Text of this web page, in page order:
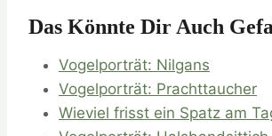
Das Könnte Dir Auch
Vogelporträt: Nilgans
Vogelporträt: Prachttaucher
Wieviel frisst ein Spatz am